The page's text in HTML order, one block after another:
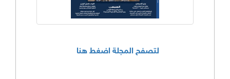
لتصفح المجلة اضغط هنا